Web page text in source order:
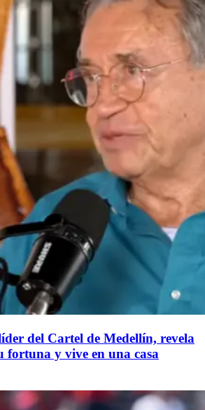
del Cartel de Medellín, revela
fortuna y vive en una casa